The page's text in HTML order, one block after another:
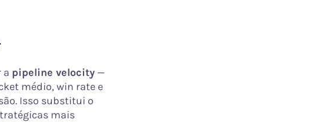
a pipeline velocity —
médio, win rate e
Isso substitui o
mais